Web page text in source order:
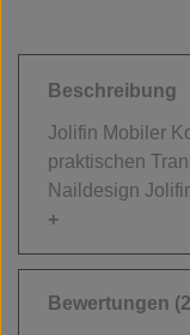
Beschreibung
Jolifin Mobiler
praktischen
Naildesign
Bewertungen